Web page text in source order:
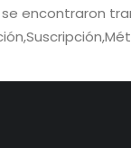
encontraron